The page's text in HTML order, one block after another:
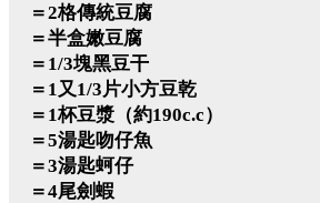
＝2格傳統豆腐
＝半盒嫩豆腐
＝1/3塊黑豆干
＝1又1/3片小方豆乾
＝1杯豆漿（約190c.c）
＝5湯匙吻仔魚
＝3湯匙蚵仔
＝4尾劍蝦